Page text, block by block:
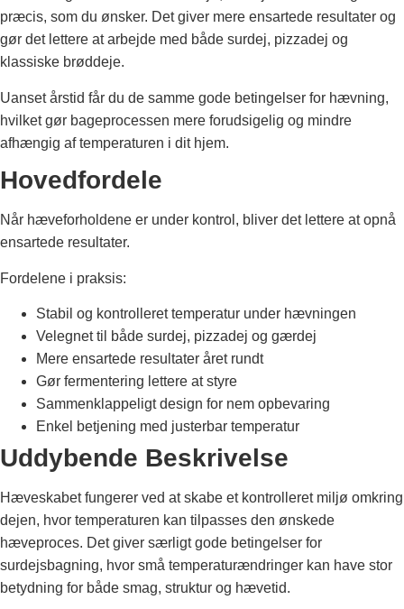
præcis, som du ønsker. Det giver mere ensartede resultater og
gør det lettere at arbejde med både surdej, pizzadej og
klassiske brøddeje.
Uanset årstid får du de samme gode betingelser for hævning,
hvilket gør bageprocessen mere forudsigelig og mindre
afhængig af temperaturen i dit hjem.
Hovedfordele
Når hæveforholdene er under kontrol, bliver det lettere at opnå
ensartede resultater.
Fordelene i praksis:
Stabil og kontrolleret temperatur under hævningen
Velegnet til både surdej, pizzadej og gærdej
Mere ensartede resultater året rundt
Gør fermentering lettere at styre
Sammenklappeligt design for nem opbevaring
Enkel betjening med justerbar temperatur
Uddybende Beskrivelse
Hæveskabet fungerer ved at skabe et kontrolleret miljø omkring
dejen, hvor temperaturen kan tilpasses den ønskede
hæveproces. Det giver særligt gode betingelser for
surdejsbagning, hvor små temperaturændringer kan have stor
betydning for både smag, struktur og hævetid.